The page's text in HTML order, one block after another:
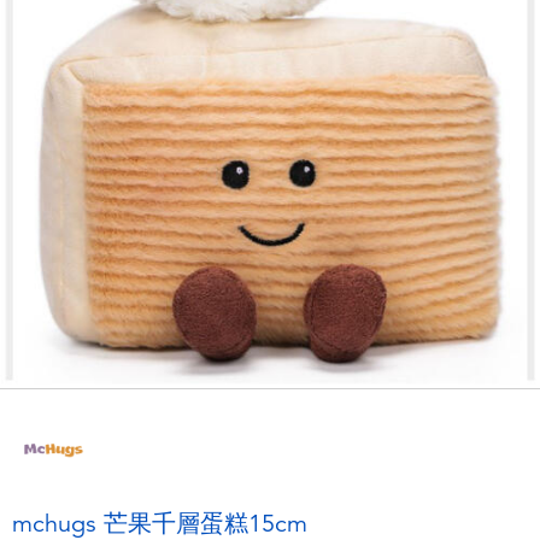
玩具車,貨車,火車及遙控系列
手工藝,文具,蠟筆,泥膠,畫板
娃娃, 芭比,收藏公仔
電子玩具
遊戲及拼圖系列
益智學習玩具
Fuggler
Miniso名創優品
playpop
LEGO樂高
Barbie芭比
Disney Frozen迪士尼冰雪奇緣
mchugs 芒果千層蛋糕15cm